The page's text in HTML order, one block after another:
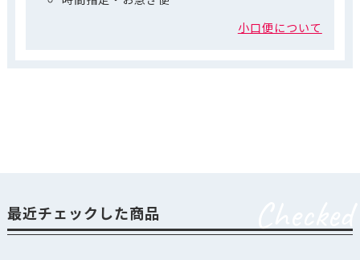
小口便について
最近チェックした商品